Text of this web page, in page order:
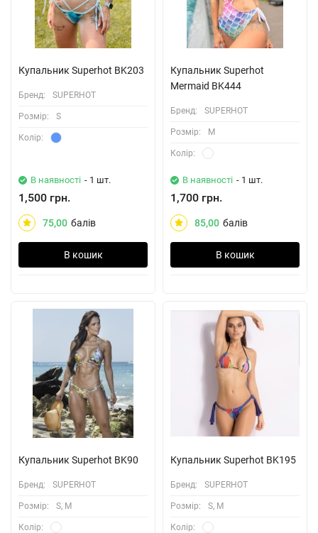
Купальник Superhot BK203
Бренд: SUPERHOT
Розмiр: S
Колiр:
В наявності - 1 шт.
1,500 грн.
75,00 балів
В кошик
Купальник Superhot
Mermaid BK444
Бренд: SUPERHOT
Розмiр: M
Колiр:
В наявності - 1 шт.
1,700 грн.
85,00 балів
В кошик
Купальник Superhot BK90
Бренд: SUPERHOT
Розмiр: S, M
Колiр:
Купальник Superhot BK195
Бренд: SUPERHOT
Розмiр: S, M
Колiр: